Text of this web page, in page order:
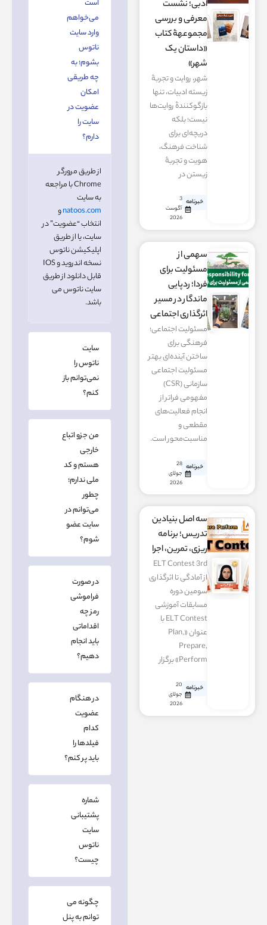
ادبی؛ نشست
معرفی و بررسی
مجموعهۀ کتاب
«داستان یک
شهر»
شهر، روایت و تجربۀ
زیسته ادبیات، تنها
بازگوکنندۀ روایت‌ها
نیست؛ بلکه
دریچه‌ای برای
شناخت فرهنگ،
هویت و تجربۀ
زیستن در
خبرنامه 3
آگوست
2026
سهمی از
مسئولیت برای
فردا؛ ردپایی
ماندگار در مسیر
اثرگذاری اجتماعی
مسئولیت اجتماعی؛
فرهنگی برای
ساختن آینده‌ای بهتر
مسئولیت اجتماعی
سازمانی (CSR)
مفهومی فراتر از
انجام فعالیت‌های
مقطعی و
مناسبت‌محور است.
خبرنامه 28
جولای
2026
سه اصل بنیادین
تدریس؛ برنامه
ریزی، تمرین، اجرا
ELT Contest 3rd
از آمادگی تا اثرگذاری
سومین دوره
مسابقات آموزشی
ELT Contest با
عنوان «Plan,
Prepare,
Perform» برگزار
خبرنامه 20
جولای
2026
است
می‌خواهم
وارد سایت
ناتوس
بشوم؛ به
چه طریقی
امکان
عضویت در
سایت را
دارم؟
از طریق مرورگر
Chrome با مراجعه
به سایت
natoos.comو
انتخاب “عضویت” در
سایت، یا از طریق
اپلیکیشن ناتوس
نسخه اندروید و IOS
قابل دانلود از طریق
سایت ناتوس می
باشد.
سایت
ناتوس را
نمی‌توانم باز
کنم؟
من جزو اتباع
خارجی
هستم و کد
ملی ندارم؛
چطور
می‌توانم در
سایت عضو
شوم؟
در صورت
فراموشی
رمز چه
اقداماتی
باید انجام
دهیم؟
در هنگام
عضویت
کدام
فیلدها را
باید پر کنم؟
شماره
پشتیبانی
سایت
ناتوس
چیست؟
چگونه می
توانم به پنل